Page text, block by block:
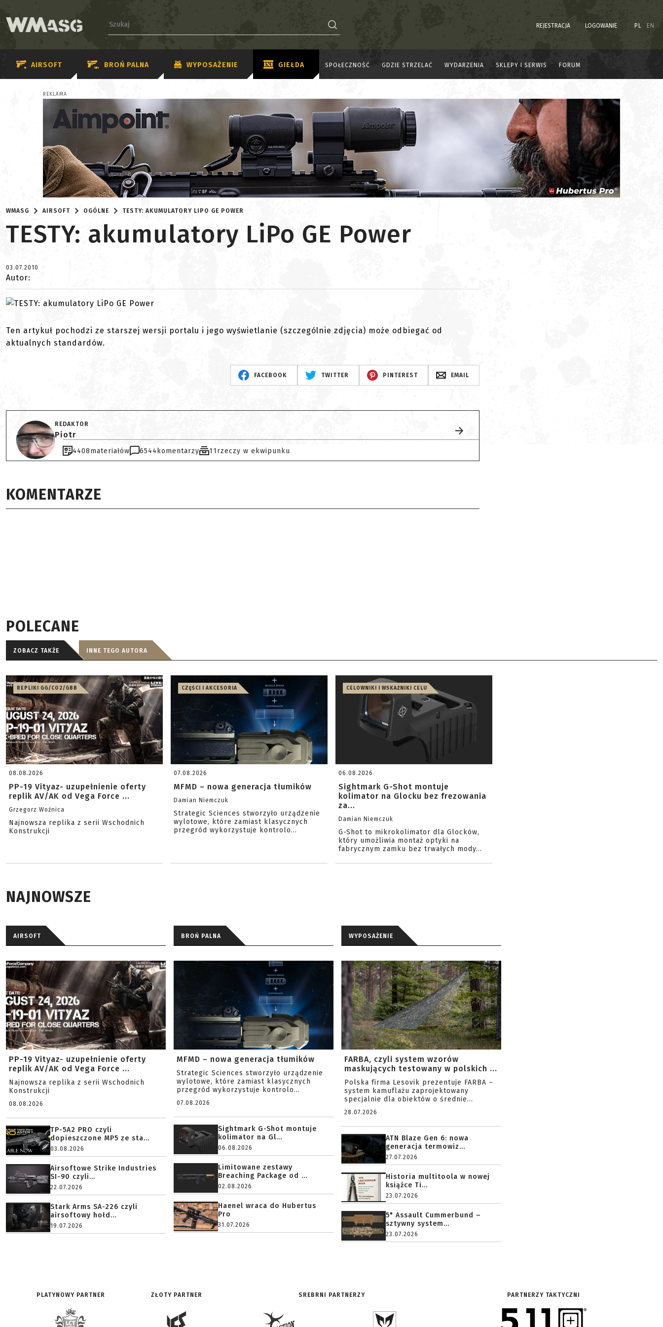
REJESTRACJA LOGOWANIE PL EN
AIRSOFT BROŃ PALNA WYPOSAŻENIE GIEŁDA SPOŁECZNOŚĆ GDZIE STRZELAĆ WYDARZENIA SKLEPY I SERWIS FORUM
REKLAMA
WMASG AIRSOFT OGÓLNE TESTY: AKUMULATORY LIPO GE POWER
TESTY: akumulatory LiPo GE Power
03.07.2010
Autor:
Ten artykuł pochodzi ze starszej wersji portalu i jego wyświetlanie (szczególnie zdjęcia) może odbiegać od
aktualnych standardów.
FACEBOOK TWITTER PINTEREST EMAIL
REDAKTOR
Piotr
4408materiałów 6544 komentarzy 11rzeczy w ekwipunku
KOMENTARZE
POLECANE
ZOBACZ TAKŻE INNE TEGO AUTORA
REPLIKI GG/CO2/GBB
08.08.2026
PP-19 Vityaz- uzupełnienie oferty
replik AV/AK od Vega Force ...
Grzegorz Woźnica
Najnowsza replika z serii Wschodnich
Konstrukcji
CZĘŚCI I AKCESORIA
07.08.2026
MFMD – nowa generacja tłumików
Damian Niemczuk
Strategic Sciences stworzyło urządzenie
wylotowe, które zamiast klasycznych
przegród wykorzystuje kontrolo...
CELOWNIKI I WSKAŹNIKI CELU
06.08.2026
Sightmark G-Shot montuje
kolimator na Glocku bez frezowania
za...
Damian Niemczuk
G-Shot to mikrokolimator dla Glocków,
który umożliwia montaż optyki na
fabrycznym zamku bez trwałych mody...
NAJNOWSZE
AIRSOFT
PP-19 Vityaz- uzupełnienie oferty
replik AV/AK od Vega Force ...
Najnowsza replika z serii Wschodnich
Konstrukcji
08.08.2026
TP-5A2 PRO czyli
dopieszczone MP5 ze sta...
03.08.2026
Airsoftowe Strike Industries
SI-90 czyli...
22.07.2026
Stark Arms SA-226 czyli
airsoftowy hołd...
19.07.2026
BROŃ PALNA
MFMD – nowa generacja tłumików
Strategic Sciences stworzyło urządzenie
wylotowe, które zamiast klasycznych
przegród wykorzystuje kontrolo...
07.08.2026
Sightmark G-Shot montuje
kolimator na Gl...
06.08.2026
Limitowane zestawy
Breaching Package od ...
02.08.2026
Haenel wraca do Hubertus
Pro
31.07.2026
WYPOSAŻENIE
FARBA, czyli system wzorów
maskujących testowany w polskich ...
Polska firma Lesovik prezentuje FARBA –
system kamuflażu zaprojektowany
specjalnie dla obiektów o średnie...
28.07.2026
ATN Blaze Gen 6: nowa
generacja termowiz...
27.07.2026
Historia multitoola w nowej
książce Ti...
23.07.2026
5" Assault Cummerbund –
sztywny system...
23.07.2026
PLATYNOWY PARTNER ZŁOTY PARTNER SREBRNI PARTNERZY PARTNERZY TAKTYCZNI